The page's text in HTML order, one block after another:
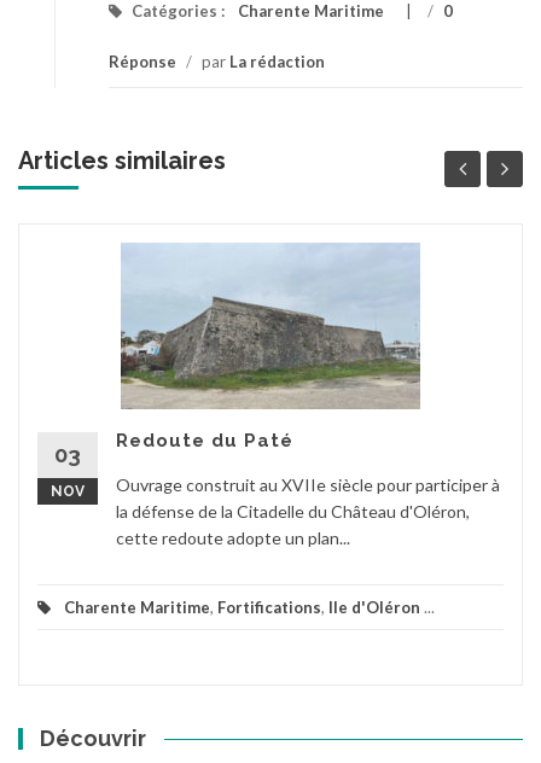
Catégories : Charente Maritime / 0
Réponse / par La rédaction
Articles similaires
03
NOV
Redoute du Paté
Ouvrage construit au XVIIe siècle pour participer à
la défense de la Citadelle du Château d'Oléron,
cette redoute adopte un plan...
Charente Maritime, Fortifications, Ile d'Oléron ...
Découvrir